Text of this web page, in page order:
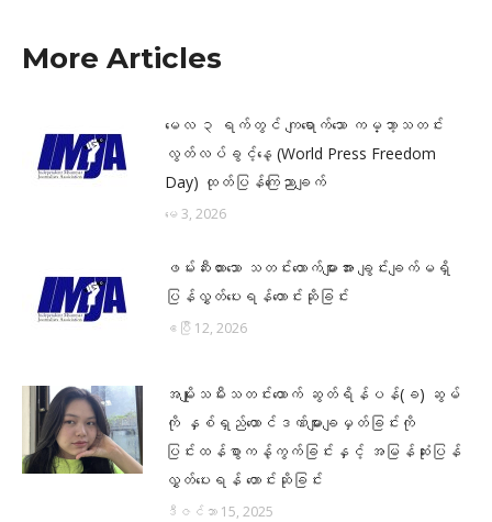
More Articles
မေလ ၃ ရက်တွင် ကျရောက်သော ကမ္ဘာ့သတင်း
လွတ်လပ်ခွင့်နေ့ (World Press Freedom
Day) ထုတ်ပြန်ကြေညာချက်
မေ 3, 2026
ဖမ်းဆီးထားသော သတင်းထောက်များအား ချွင်းချက်မရှိ
ပြန်လွှတ်ပေးရန်တောင်းဆိုခြင်း
ဧပြီ 12, 2026
အမျိုးသမီးသတင်းထောက် ဆွတ်ရိန်ပန်(ခ) ဆွမ်
ကို နှစ်ရှည်ထောင်ဒဏ်များချမှတ်ခြင်းကို
ပြင်းထန်စွာကန့်ကွက်ခြင်းနှင့် အမြန်ဆုံးပြန်
လွှတ်ပေးရန် တောင်းဆိုခြင်း
ဒီဇင်ဘာ 15, 2025